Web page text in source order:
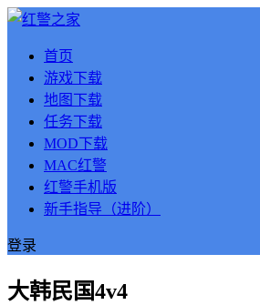
首页
游戏下载
地图下载
任务下载
MOD下载
MAC红警
红警手机版
新手指导（进阶）
登录
大韩民国4v4